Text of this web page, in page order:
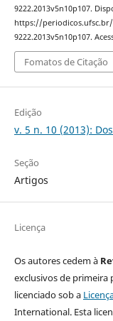
9222.2013v5n10p107.
https://
9222.2013v5n10p107.
Fomatos de Citação
Edição
v. 5 n. 10 (2013):
Seção
Artigos
Licença
Os autores cedem à
exclusivos de
licenciado sob a
International. Esta